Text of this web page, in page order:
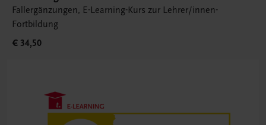
Fallergänzungen, E-Learning-Kurs zur Lehrer/innen-
Fortbildung
€ 34,50